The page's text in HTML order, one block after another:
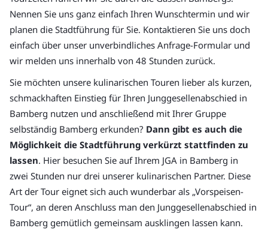
Nennen Sie uns ganz einfach Ihren Wunschtermin und wir
planen die Stadtführung für Sie. Kontaktieren Sie uns doch
einfach über unser unverbindliches Anfrage-Formular und
wir melden uns innerhalb von 48 Stunden zurück.
Sie möchten unsere kulinarischen Touren lieber als kurzen,
schmackhaften Einstieg für Ihren Junggesellenabschied in
Bamberg nutzen und anschließend mit Ihrer Gruppe
selbständig Bamberg erkunden? Dann gibt es auch die
Möglichkeit die Stadtführung verkürzt stattfinden zu
lassen. Hier besuchen Sie auf Ihrem JGA in Bamberg in
zwei Stunden nur drei unserer kulinarischen Partner. Diese
Art der Tour eignet sich auch wunderbar als „Vorspeisen-
Tour“, an deren Anschluss man den Junggesellenabschied in
Bamberg gemütlich gemeinsam ausklingen lassen kann.